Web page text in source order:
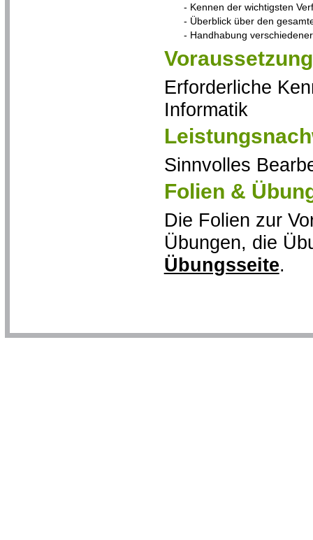
- Kennen der wichtigsten
- Überblick über den
- Handhabung
Erforderliche
Informatik
Sinnvolles
Folien &
Die Folien zur
Übungen, die
Übungsseite.